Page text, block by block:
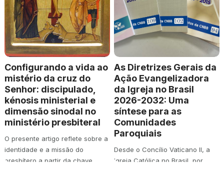
Configurando a vida ao
mistério da cruz do
Senhor: discipulado,
kénosis ministerial e
dimensão sinodal no
ministério presbiteral
O presente artigo reflete sobre a
identidade e a missão do
presbítero a partir da chave
As Diretrizes Gerais da
Ação Evangelizadora
da Igreja no Brasil
2026-2032: Uma
síntese para as
Comunidades
Paroquiais
Desde o Concílio Vaticano II, a
Igreja Católica no Brasil, por